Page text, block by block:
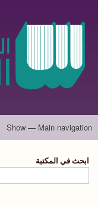
Main
Show — Main navigation
الرئيسية
المؤلفون
تواصل معنا
حول الموقع
ابحث في المكتبة